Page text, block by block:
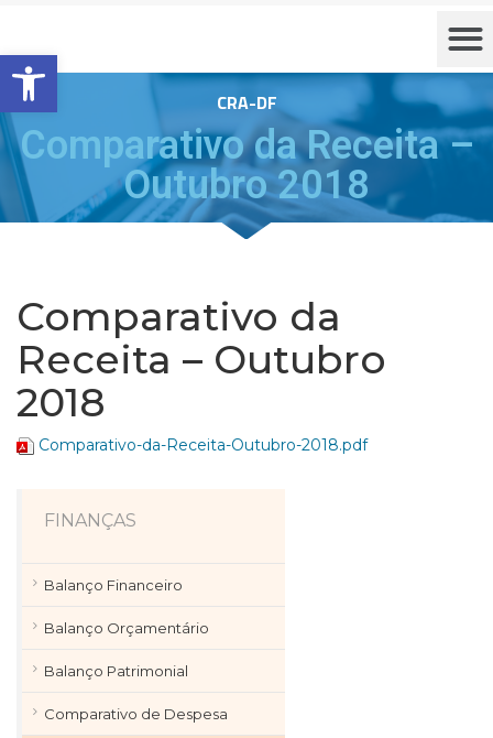
Barra de Ferramentas Aberta
CRA-DF
Comparativo da Receita –
Outubro 2018
Comparativo da
Receita – Outubro
2018
Comparativo-da-Receita-Outubro-2018.pdf
FINANÇAS
Balanço Financeiro
Balanço Orçamentário
Balanço Patrimonial
Comparativo de Despesa